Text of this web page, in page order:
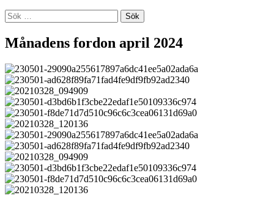
Sök
efter:
Månadens fordon april 2024